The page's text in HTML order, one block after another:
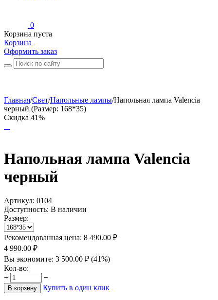
0
Корзина пуста
Корзина
Оформить заказ
Главная/Свет/Напольные лампы/Напольная лампа Valencia
черный (Размер: 168*35)
Скидка 41%
Напольная лампа Valencia
черный
Артикул: 0104
Доступность: В наличии
Размер:
Рекомендованная цена: 8 490.00 ₽
4 990.00 ₽
Вы экономите: 3 500.00 ₽ (41%)
Кол-во:
+
−
В корзину Купить в один клик